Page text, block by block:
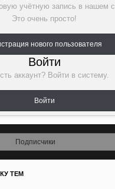
учётную запись в нашем
Это очень просто!
нового пользователя
Войти
аккаунт? Войти в систему.
Войти
Подписчики
ТЕМ